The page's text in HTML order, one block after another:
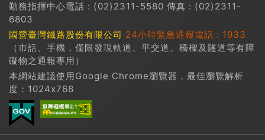
勤務指揮中心電話 : (02)2311-5580 傳真 : (02)2311-
6803
國營臺灣鐵路股份有限公司 24小時緊急通報電話 : 1933
（市話、手機，僅限發現軌道、平交道、橋樑及隧道等有障
礙物之通報專用）
本網站建議使用Google Chrome瀏覽器，最佳瀏覽解析
度：1024x768